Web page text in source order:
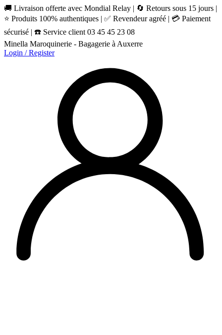
🚚 Livraison offerte avec Mondial Relay | 🔄 Retours sous 15 jours |
⭐ Produits 100% authentiques | ✅ Revendeur agréé | 💳 Paiement
sécurisé | ☎️ Service client 03 45 45 23 08
Minella Maroquinerie - Bagagerie à Auxerre
Login / Register